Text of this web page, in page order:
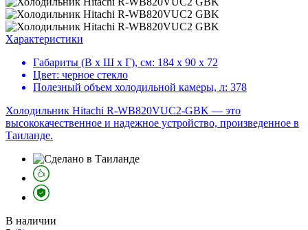
Характеристики
Габариты (В х Ш х Г), см: 184 х 90 х 72
Цвет: черное стекло
Полезный объем холодильной камеры, л: 378
Холодильник Hitachi R-WB820VUC2-GBK — это
высококачественное и надежное устройство, произведенное в
Таиланде.
В наличии